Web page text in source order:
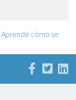
Aprende cómo se